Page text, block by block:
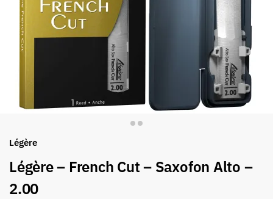
Légère
Légère – French Cut – Saxofon Alto –
2.00